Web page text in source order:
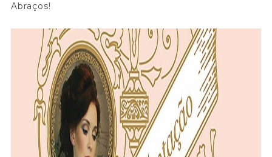
Abraços!